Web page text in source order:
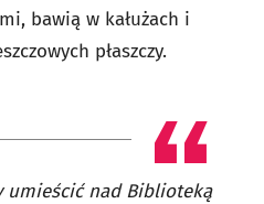
bawią w kałużach i
płaszczy.
umieścić nad Biblioteką